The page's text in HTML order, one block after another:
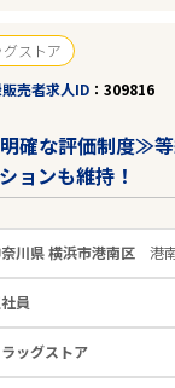
グストア
売者求人ID 309816
確な評価制度≫
ョンも維持！
川県 横浜市港南区港
員
ラッグストア